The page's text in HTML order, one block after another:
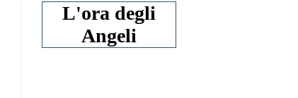
L'ora degli
Angeli